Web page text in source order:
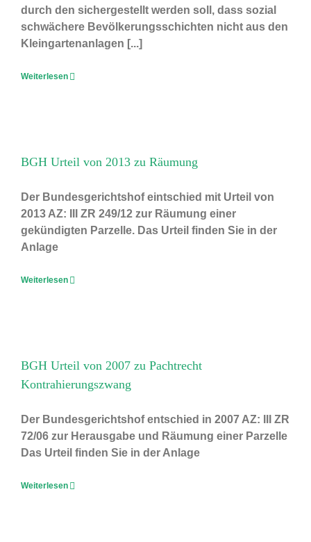
durch den sichergestellt werden soll, dass sozial
schwächere Bevölkerungsschichten nicht aus den
Kleingartenanlagen [...]
Weiterlesen
BGH Urteil von 2013 zu Räumung
Der Bundesgerichtshof eintschied mit Urteil von
2013 AZ: III ZR 249/12 zur Räumung einer
gekündigten Parzelle. Das Urteil finden Sie in der
Anlage
Weiterlesen
BGH Urteil von 2007 zu Pachtrecht
Kontrahierungszwang
Der Bundesgerichtshof entschied in 2007 AZ: III ZR
72/06 zur Herausgabe und Räumung einer Parzelle
Das Urteil finden Sie in der Anlage
Weiterlesen